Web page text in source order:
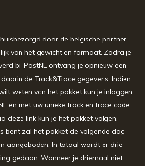
door de belgische partner
van het gewicht en formaat. Zodra je
bij PostNL ontvang je opnieuw een
de Track&Trace gegevens. Indien
weten van het pakket kun je inloggen
en met uw unieke track en trace code
deze link kun je het pakket volgen.
bent zal het pakket de volgende dag
aangeboden. In totaal wordt er drie
gedaan. Wanneer je driemaal niet